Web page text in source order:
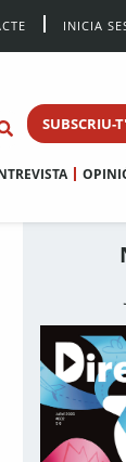
INICIA
SUBSCRIU-